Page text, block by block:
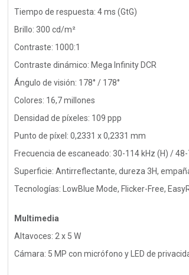
Tiempo de respuesta: 4 ms (GtG)
Brillo: 300 cd/m²
Contraste: 1000:1
Contraste dinámico: Mega Infinity DCR
Ángulo de visión: 178° / 178°
Colores: 16,7 millones
Densidad de píxeles: 109 ppp
Punto de píxel: 0,2331 x 0,2331 mm
Frecuencia de escaneado: 30-114 kHz (H) /
Superficie: Antirreflectante, dureza 3H,
Tecnologías: LowBlue Mode, Flicker-Free,
Multimedia
Altavoces: 2 x 5 W
Cámara: 5 MP con micrófono y LED de